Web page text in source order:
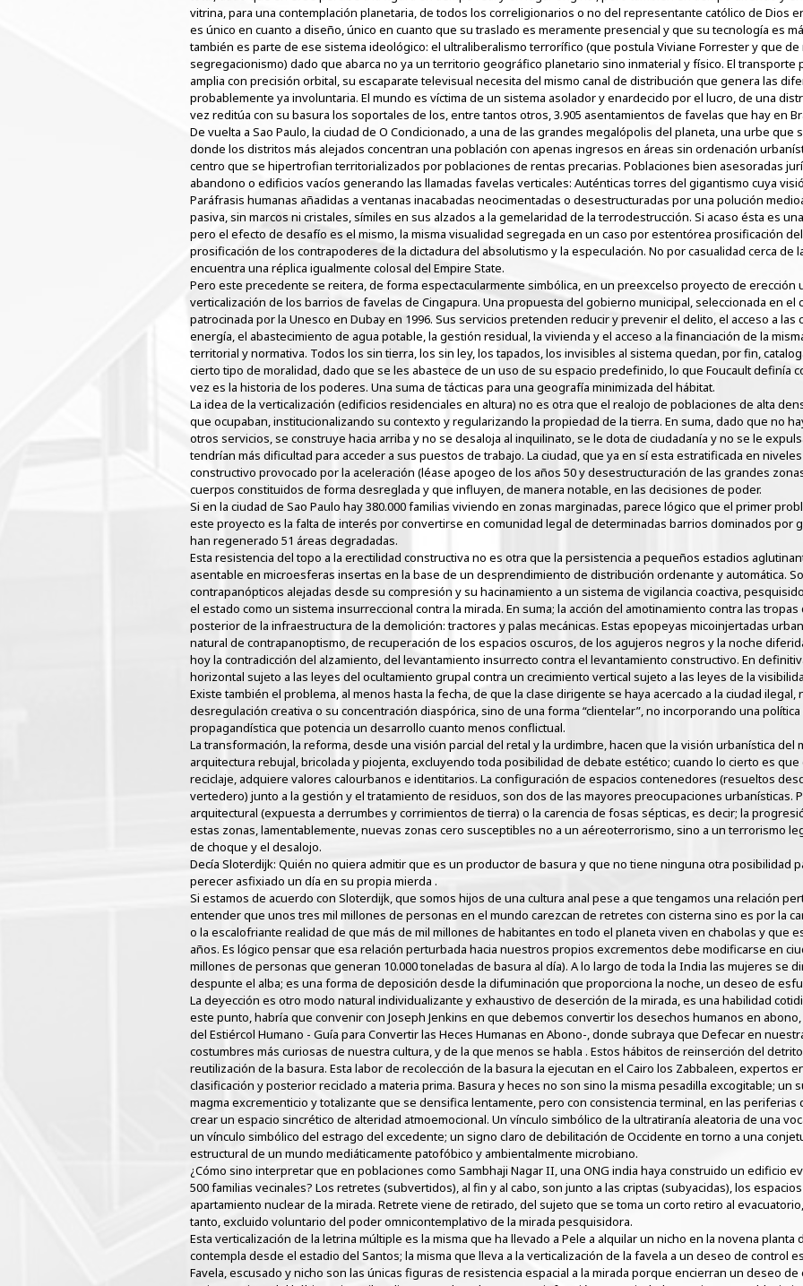
vitrina, para una contemplación planetaria, de todos los correligionarios o no del representante católico de Dios
es único en cuanto a diseño, único en cuanto que su traslado es meramente presencial y que su tecnología es
también es parte de ese sistema ideológico: el ultraliberalismo terrorífico (que postula Viviane Forrester y que
segregacionismo) dado que abarca no ya un territorio geográfico planetario sino inmaterial y físico. El transporte
amplia con precisión orbital, su escaparate televisual necesita del mismo canal de distribución que genera las
probablemente ya involuntaria. El mundo es víctima de un sistema asolador y enardecido por el lucro, de una
vez reditúa con su basura los soportales de los, entre tantos otros, 3.905 asentamientos de favelas que hay en
De vuelta a Sao Paulo, la ciudad de O Condicionado, a una de las grandes megalópolis del planeta, una urbe
donde los distritos más alejados concentran una población con apenas ingresos en áreas sin ordenación
centro que se hipertrofian territorializados por poblaciones de rentas precarias. Poblaciones bien asesoradas
abandono o edificios vacíos generando las llamadas favelas verticales: Auténticas torres del gigantismo cuya
Paráfrasis humanas añadidas a ventanas inacabadas neocimentadas o desestructuradas por una polución
pasiva, sin marcos ni cristales, símiles en sus alzados a la gemelaridad de la terrodestrucción. Si acaso ésta es
pero el efecto de desafío es el mismo, la misma visualidad segregada en un caso por estentórea prosificación
prosificación de los contrapoderes de la dictadura del absolutismo y la especulación. No por casualidad cerca de
encuentra una réplica igualmente colosal del Empire State.
Pero este precedente se reitera, de forma espectacularmente simbólica, en un preexcelso proyecto de erección
verticalización de los barrios de favelas de Cingapura. Una propuesta del gobierno municipal, seleccionada en el
patrocinada por la Unesco en Dubay en 1996. Sus servicios pretenden reducir y prevenir el delito, el acceso a
energía, el abastecimiento de agua potable, la gestión residual, la vivienda y el acceso a la financiación de la
territorial y normativa. Todos los sin tierra, los sin ley, los tapados, los invisibles al sistema quedan, por fin,
cierto tipo de moralidad, dado que se les abastece de un uso de su espacio predefinido, lo que Foucault definía
vez es la historia de los poderes. Una suma de tácticas para una geografía minimizada del hábitat.
La idea de la verticalización (edificios residenciales en altura) no es otra que el realojo de poblaciones de alta
que ocupaban, institucionalizando su contexto y regularizando la propiedad de la tierra. En suma, dado que no
otros servicios, se construye hacia arriba y no se desaloja al inquilinato, se le dota de ciudadanía y no se le
tendrían más dificultad para acceder a sus puestos de trabajo. La ciudad, que ya en sí esta estratificada en
constructivo provocado por la aceleración (léase apogeo de los años 50 y desestructuración de las grandes
cuerpos constituidos de forma desreglada y que influyen, de manera notable, en las decisiones de poder.
Si en la ciudad de Sao Paulo hay 380.000 familias viviendo en zonas marginadas, parece lógico que el primer
este proyecto es la falta de interés por convertirse en comunidad legal de determinadas barrios dominados por
han regenerado 51 áreas degradadas.
Esta resistencia del topo a la erectilidad constructiva no es otra que la persistencia a pequeños estadios
asentable en microesferas insertas en la base de un desprendimiento de distribución ordenante y automática.
contrapanópticos alejadas desde su compresión y su hacinamiento a un sistema de vigilancia coactiva,
el estado como un sistema insurreccional contra la mirada. En suma; la acción del amotinamiento contra las
posterior de la infraestructura de la demolición: tractores y palas mecánicas. Estas epopeyas micoinjertadas
natural de contrapanoptismo, de recuperación de los espacios oscuros, de los agujeros negros y la noche
hoy la contradicción del alzamiento, del levantamiento insurrecto contra el levantamiento constructivo. En
horizontal sujeto a las leyes del ocultamiento grupal contra un crecimiento vertical sujeto a las leyes de la
Existe también el problema, al menos hasta la fecha, de que la clase dirigente se haya acercado a la ciudad
desregulación creativa o su concentración diaspórica, sino de una forma “clientelar”, no incorporando una
propagandística que potencia un desarrollo cuanto menos conflictual.
La transformación, la reforma, desde una visión parcial del retal y la urdimbre, hacen que la visión urbanística del
arquitectura rebujal, bricolada y piojenta, excluyendo toda posibilidad de debate estético; cuando lo cierto es
reciclaje, adquiere valores calourbanos e identitarios. La configuración de espacios contenedores (resueltos
vertedero) junto a la gestión y el tratamiento de residuos, son dos de las mayores preocupaciones urbanísticas.
arquitectural (expuesta a derrumbes y corrimientos de tierra) o la carencia de fosas sépticas, es decir; la
estas zonas, lamentablemente, nuevas zonas cero susceptibles no a un aéreoterrorismo, sino a un terrorismo
de choque y el desalojo.
Decía Sloterdijk: Quién no quiera admitir que es un productor de basura y que no tiene ninguna otra posibilidad
perecer asfixiado un día en su propia mierda .
Si estamos de acuerdo con Sloterdijk, que somos hijos de una cultura anal pese a que tengamos una relación
entender que unos tres mil millones de personas en el mundo carezcan de retretes con cisterna sino es por la
o la escalofriante realidad de que más de mil millones de habitantes en todo el planeta viven en chabolas y que
años. Es lógico pensar que esa relación perturbada hacia nuestros propios excrementos debe modificarse en
millones de personas que generan 10.000 toneladas de basura al día). A lo largo de toda la India las mujeres se
despunte el alba; es una forma de deposición desde la difuminación que proporciona la noche, un deseo de
La deyección es otro modo natural individualizante y exhaustivo de deserción de la mirada, es una habilidad
este punto, habría que convenir con Joseph Jenkins en que debemos convertir los desechos humanos en
del Estiércol Humano - Guía para Convertir las Heces Humanas en Abono-, donde subraya que Defecar en
costumbres más curiosas de nuestra cultura, y de la que menos se habla . Estos hábitos de reinserción del
reutilización de la basura. Esta labor de recolección de la basura la ejecutan en el Cairo los Zabbaleen, expertos
clasificación y posterior reciclado a materia prima. Basura y heces no son sino la misma pesadilla excogitable; un
magma excrementicio y totalizante que se densifica lentamente, pero con consistencia terminal, en las
crear un espacio sincrético de alteridad atmoemocional. Un vínculo simbólico de la ultratiranía aleatoria de una
un vínculo simbólico del estrago del excedente; un signo claro de debilitación de Occidente en torno a una
estructural de un mundo mediáticamente patofóbico y ambientalmente microbiano.
¿Cómo sino interpretar que en poblaciones como Sambhaji Nagar II, una ONG india haya construido un edificio
500 familias vecinales? Los retretes (subvertidos), al fin y al cabo, son junto a las criptas (subyacidas), los
apartamiento nuclear de la mirada. Retrete viene de retirado, del sujeto que se toma un corto retiro al
tanto, excluido voluntario del poder omnicontemplativo de la mirada pesquisidora.
Esta verticalización de la letrina múltiple es la misma que ha llevado a Pele a alquilar un nicho en la novena
contempla desde el estadio del Santos; la misma que lleva a la verticalización de la favela a un deseo de control
Favela, escusado y nicho son las únicas figuras de resistencia espacial a la mirada porque encierran un deseo